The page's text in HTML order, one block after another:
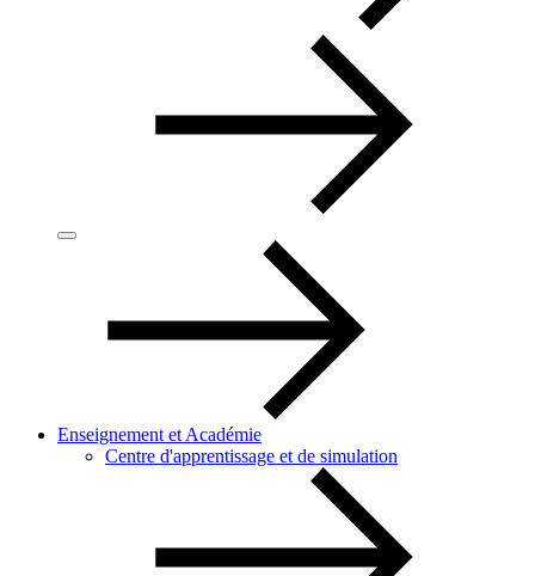
Enseignement et Académie
Centre d'apprentissage et de simulation